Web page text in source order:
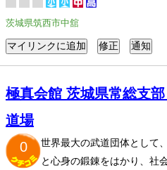
茨城県筑西市中舘
極真会館 茨城県常総支
道場
0
世界最大の武道団体として
と心身の鍛錬をはかり、社